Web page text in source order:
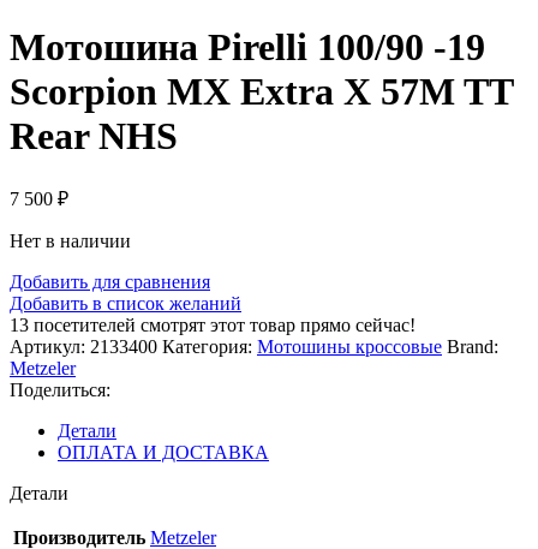
Мотошина Pirelli 100/90 -19
Scorpion MX Extra X 57M TT
Rear NHS
7 500 ₽
Нет в наличии
Добавить для сравнения
Добавить в список желаний
13 посетителей смотрят этот товар прямо сейчас!
Артикул: 2133400 Категория: Мотошины кроссовые Brand:
Metzeler
Поделиться:
Детали
ОПЛАТА И ДОСТАВКА
Детали
Производитель Metzeler